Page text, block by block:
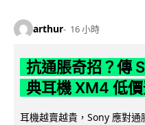
arthur 16 小時
抗通脹奇招？傳
典耳機 XM4 低
耳機越賣越貴，Sony 應對